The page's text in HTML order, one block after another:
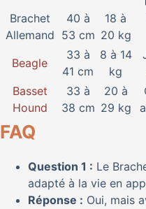
Brachet
Allemand
40 à
53 cm
18 à
20 kg
Beagle
33 à
41 cm
8 à 14
kg
Basset
Hound
33 à
38 cm
20 à
29 kg
FAQ
Question 1 : Le
adapté à la vie en
Réponse : Oui, mais